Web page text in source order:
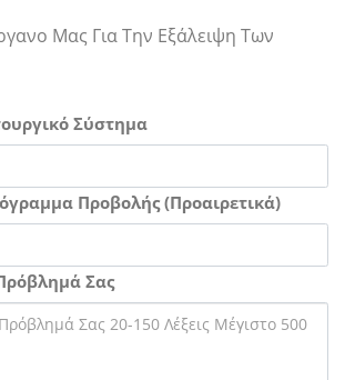
Μας Για Την Εξάλειψη Των
Σύστημα
Προβολής (Προαιρετικά)
Σας